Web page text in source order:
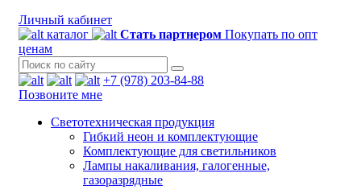
Личный кабинет
каталог
Стать партнером Покупать по опт
ценам
+7 (978) 203-84-88
Позвоните мне
Светотехническая продукция
Гибкий неон и комплектующие
Комплектующие для светильников
Лампы накаливания, галогенные,
газоразрядные